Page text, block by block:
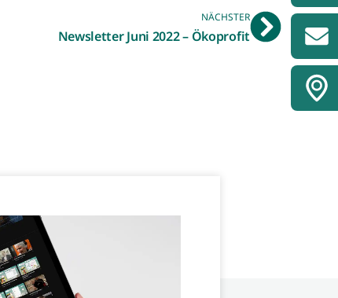
NÄCHSTER
Newsletter Juni 2022 – Ökoprofit